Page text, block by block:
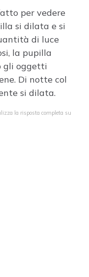
per vedere
si dilata e si
di luce
la pupilla
gli oggetti
Di notte col
si dilata.
la risposta completa su